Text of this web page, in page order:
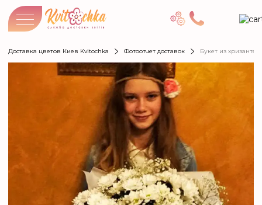
Доставка цветов Киев Kvitochka Фотоотчет доставок Букет из